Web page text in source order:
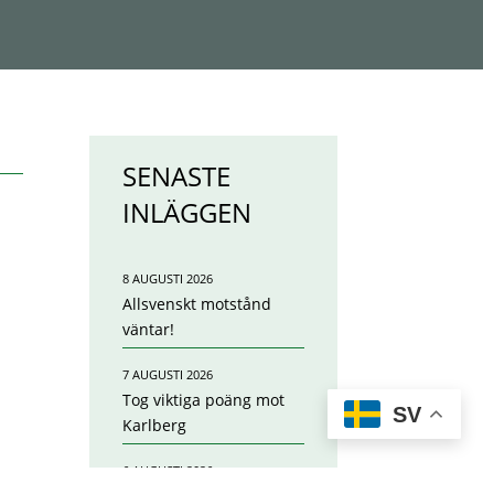
SENASTE
INLÄGGEN
Allsvenskt motstånd
väntar!
8 AUGUSTI 2026
Tog viktiga poäng mot
Karlberg
7 AUGUSTI 2026
6 AUGUSTI 2026
SV